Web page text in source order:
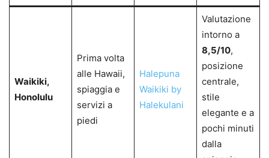
Waikiki,
Honolulu
Prima volta
alle Hawaii,
spiaggia e
servizi a
piedi
Halepuna
Waikiki by
Halekulani
Valutazione
intorno a
8,5/10,
posizione
centrale,
stile
elegante e a
pochi minuti
dalla